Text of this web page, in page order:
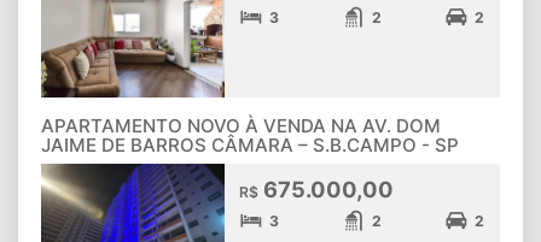
3 2 2
APARTAMENTO NOVO À VENDA NA AV. DOM
JAIME DE BARROS CÂMARA – S.B.CAMPO - SP
R$ 675.000,00
3 2 2